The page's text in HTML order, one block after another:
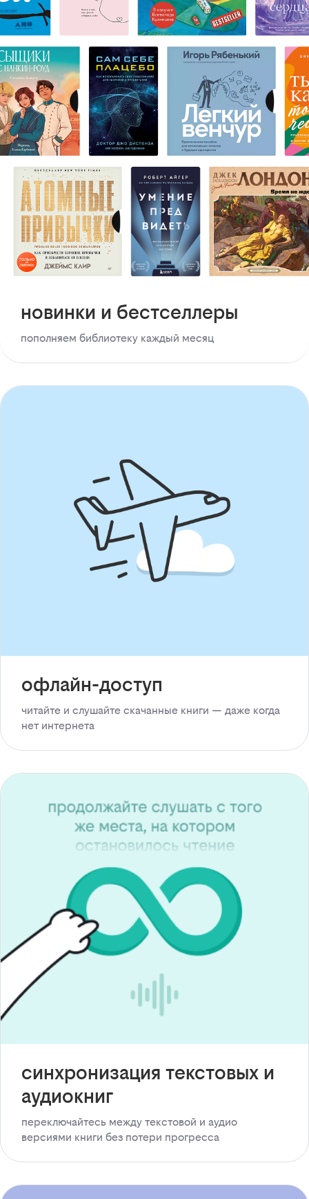
новинки и бестселлеры
пополняем библиотеку каждый месяц
офлайн-доступ
читайте и слушайте скачанные книги — даже когда
нет интернета
синхронизация текстовых и
аудиокниг
переключайтесь между текстовой и аудио
версиями книги без потери прогресса